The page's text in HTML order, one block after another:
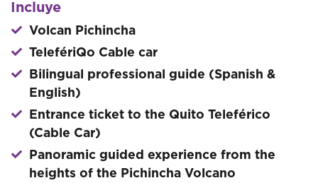
Incluye
Volcan Pichincha
TelefériQo Cable car
Bilingual professional guide (Spanish &
English)
Entrance ticket to the Quito Teleférico
(Cable Car)
Panoramic guided experience from the
heights of the Pichincha Volcano